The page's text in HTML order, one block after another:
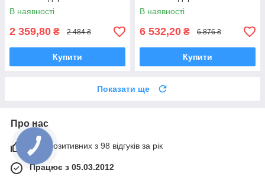
поверхонь
В наявності
2 359,80 ₴ 2 484 ₴
Купити
поверхонь
В наявності
6 532,20 ₴ 6 876 ₴
Купити
Показати ще
Про нас
98% позитивних з 98 відгуків за рік
Працює з 05.03.2012